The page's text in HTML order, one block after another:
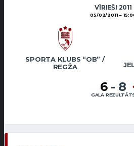
VĪRIEŠI 2011
05/02/2011
SPORTA KLUBS “OB” /
REGŽA
6 - 8
GALA